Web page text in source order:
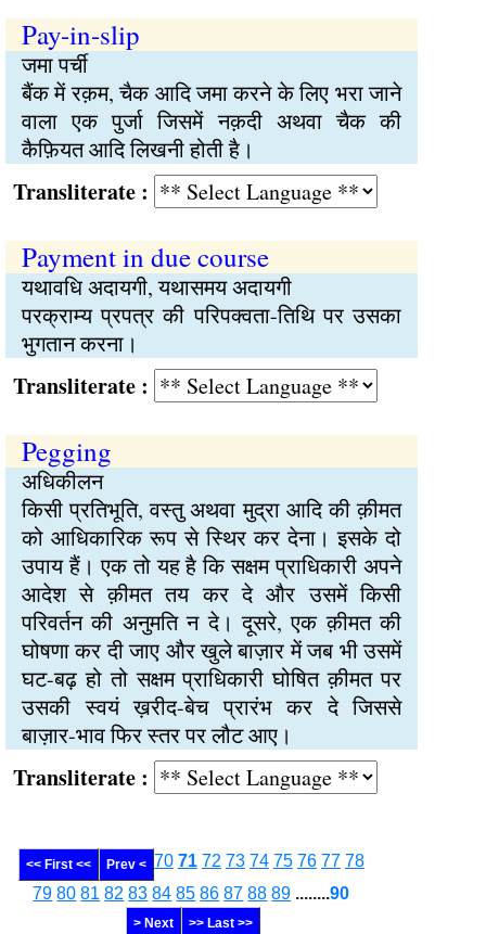
Pay-in-slip
जमा पर्ची
बैंक में रक़म, चैक आदि जमा करने के लिए भरा जाने
वाला एक पुर्जा जिसमें नक़दी अथवा चैक की
कैफ़ियत आदि लिखनी होती है।
:
Payment in due course
यथावधि अदायगी, यथासमय अदायगी
परक्राम्य प्रपत्र की परिपक्वता-तिथि पर उसका
भुगतान करना।
:
Pegging
अधिकीलन
किसी प्रतिभूति, वस्तु अथवा मुद्रा आदि की क़ीमत
को आधिकारिक रूप से स्थिर कर देना। इसके दो
उपाय हैं। एक तो यह है कि सक्षम प्राधिकारी अपने
आदेश से क़ीमत तय कर दे और उसमें किसी
परिवर्तन की अनुमति न दे। दूसरे, एक क़ीमत की
घोषणा कर दी जाए और खुले बाज़ार में जब भी उसमें
घट-बढ़ हो तो सक्षम प्राधिकारी घोषित क़ीमत पर
उसकी स्वयं ख़रीद-बेच प्रारंभ कर दे जिससे
बाज़ार-भाव फिर स्तर पर लौट आए।
:
<< First << Prev < 70 71 72 73 74 75 76 77 78
79 80 81 82 83 84 85 86 87 88 89 ........90
> Next >> Last >>